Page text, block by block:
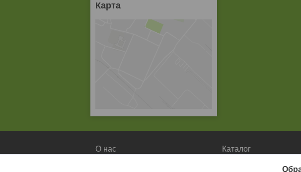
Карта
О нас Каталог